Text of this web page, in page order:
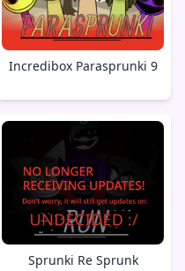
Incredibox Parasprunki 9
Sprunki Re Sprunk